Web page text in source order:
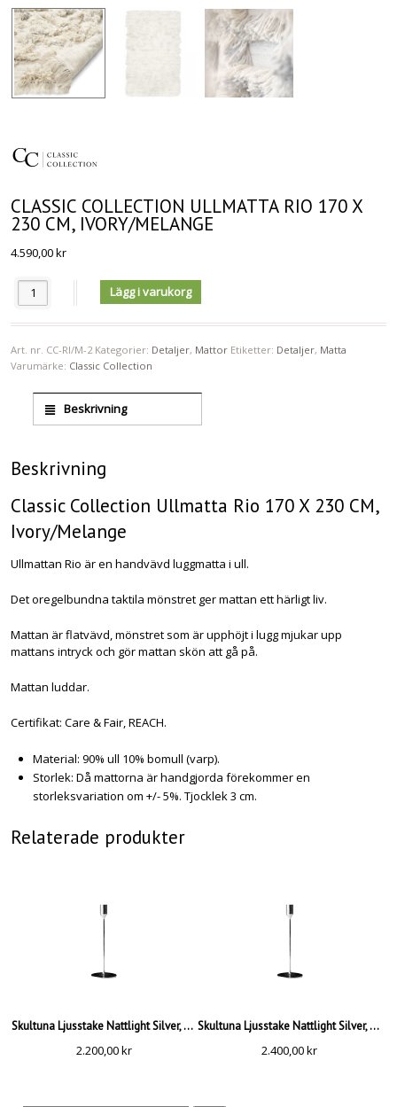
CLASSIC COLLECTION ULLMATTA RIO 170 X
230 CM, IVORY/MELANGE
4.590,00kr
Antal Lägg i varukorg
Art. nr. CC-RI/M-2 Kategorier: Detaljer, Mattor Etiketter: Detaljer, Matta
Varumärke: Classic Collection
Beskrivning
Beskrivning
Classic Collection Ullmatta Rio 170 X 230 CM,
Ivory/Melange
Ullmattan Rio är en handvävd luggmatta i ull.
Det oregelbundna taktila mönstret ger mattan ett härligt liv.
Mattan är flatvävd, mönstret som är upphöjt i lugg mjukar upp
mattans intryck och gör mattan skön att gå på.
Mattan luddar.
Certifikat: Care & Fair, REACH.
Material: 90% ull 10% bomull (varp).
Storlek: Då mattorna är handgjorda förekommer en
storleksvariation om +/- 5%. Tjocklek 3 cm.
Relaterade produkter
Skultuna Ljusstake Nattlight Silver, Medium
2.200,00kr
Skultuna Ljusstake Nattlight Silver, Large
2.400,00kr